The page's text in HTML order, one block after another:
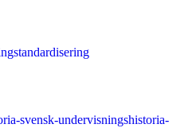
standardisering